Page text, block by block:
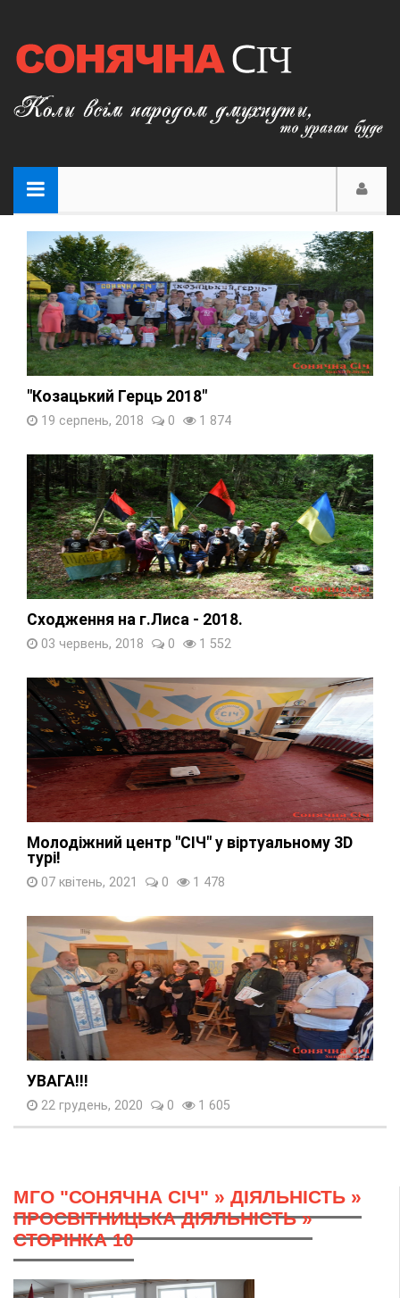
"Козацький Герць 2018"
19 серпень, 2018 0 1 874
Сходження на г.Лиса - 2018.
03 червень, 2018 0 1 552
Молодіжний центр "СІЧ" у віртуальному 3D
турі!
07 квітень, 2021 0 1 478
УВАГА!!!
22 грудень, 2020 0 1 605
МГО "СОНЯЧНА СІЧ" » ДІЯЛЬНІСТЬ »
ПРОСВІТНИЦЬКА ДІЯЛЬНІСТЬ»
СТОРІНКА 10